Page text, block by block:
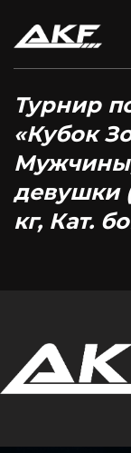
Турнир
«Кубок
девушки
кг, Кат.
Press Enter to